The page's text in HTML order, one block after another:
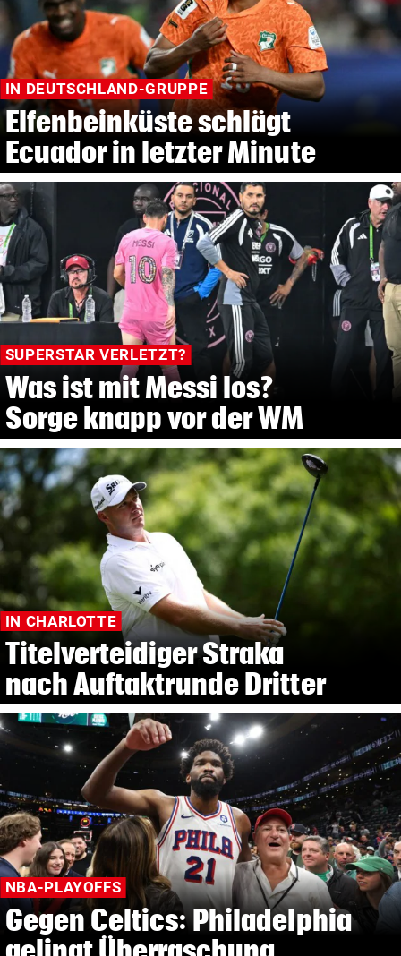
IN DEUTSCHLAND-GRUPPE
Elfenbeinküste schlägt
Ecuador in letzter Minute
SUPERSTAR VERLETZT?
Was ist mit Messi los?
Sorge knapp vor der WM
IN CHARLOTTE
Titelverteidiger Straka
nach Auftaktrunde Dritter
NBA-PLAYOFFS
Gegen Celtics: Philadelphia